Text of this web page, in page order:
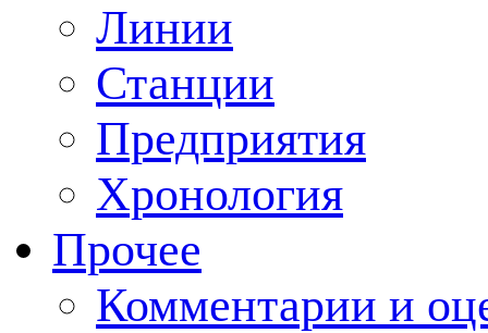
Линии
Станции
Предприятия
Хронология
Прочее
Комментарии и